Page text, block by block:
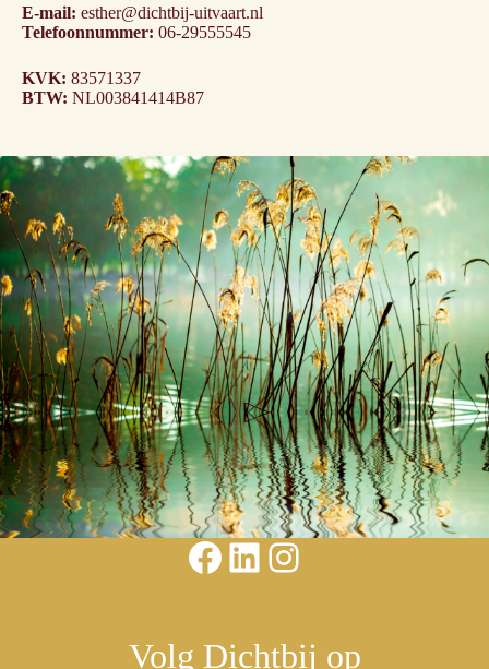
E-mail: esther@dichtbij-uitvaart.nl
Telefoonnummer: 06-29555545
KVK: 83571337
BTW: NL003841414B87
Facebook LinkedIn Instagram
Volg Dichtbij op